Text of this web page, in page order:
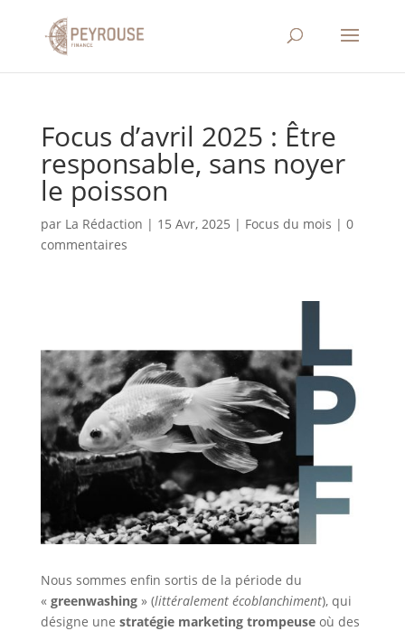
Focus d’avril 2025 : Être
responsable, sans noyer
le poisson
par La Rédaction | 15 Avr, 2025 | Focus du mois | 0
commentaires
Nous sommes enfin sortis de la période du
« greenwashing» (littéralement écoblanchiment), qui
désigne une stratégie marketing trompeuseoù des